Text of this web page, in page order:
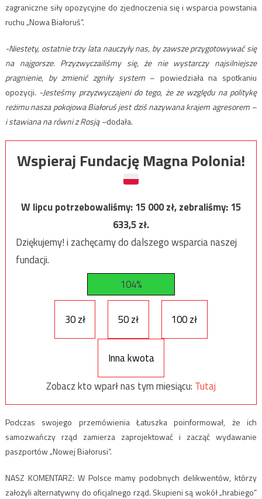
zagraniczne siły opozycyjne do zjednoczenia się i wsparcia powstania
ruchu „Nowa Białoruś”.
-Niestety, ostatnie trzy lata nauczyły nas, by zawsze przygotowywać się
na najgorsze. Przyzwyczailiśmy się, że nie wystarczy najsilniejsze
pragnienie, by zmienić zgniły system– powiedziała na spotkaniu
opozycji. -Jesteśmy przyzwyczajeni do tego, że ze względu na politykę
reżimu nasza pokojowa Białoruś jest dziś nazywana krajem agresorem –
i stawiana na równi z Rosją –dodała.
Wspieraj Fundację Magna Polonia!
W lipcu potrzebowaliśmy:15 000zł, zebraliśmy:15
633,5zł.
Dziękujemy! i zachęcamy do dalszego wsparcia naszej
fundacji.
104%
30 zł 50 zł 100 zł
Inna kwota
Zobacz kto wparł nas tym miesiącu: Tutaj
Podczas swojego przemówienia Łatuszka poinformował, że ich
samozwańczy rząd zamierza zaprojektować i zacząć wydawanie
paszportów „Nowej Białorusi”.
NASZ KOMENTARZ: W Polsce mamy podobnych delikwentów, którzy
założyli alternatywny do oficjalnego rząd. Skupieni są wokół „hrabiego”